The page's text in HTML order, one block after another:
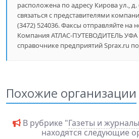
расположена по адресу Кирова ул.,
связаться с представителями
(3472) 524036. Факсы отправляйте на
Компания АТЛАС-ПУТЕВОДИТЕЛЬ
справочнике предприятий Sprax.ru
Похожие организации
В рубрике "Газеты и
находятся следующие